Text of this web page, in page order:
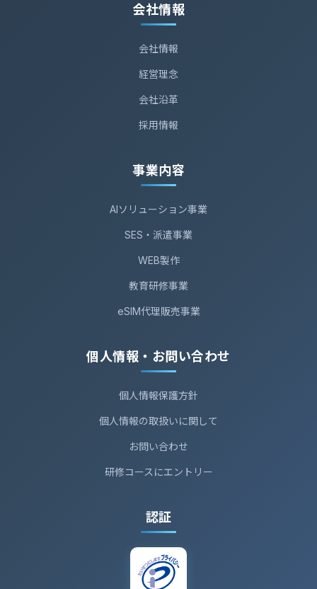
会社情報
会社情報
経営理念
会社沿革
採用情報
事業内容
AIソリューション事業
SES・派遣事業
WEB製作
教育研修事業
eSIM代理販売事業
個人情報・お問い合わせ
個人情報保護方針
個人情報の取扱いに関して
お問い合わせ
研修コースにエントリー
認証